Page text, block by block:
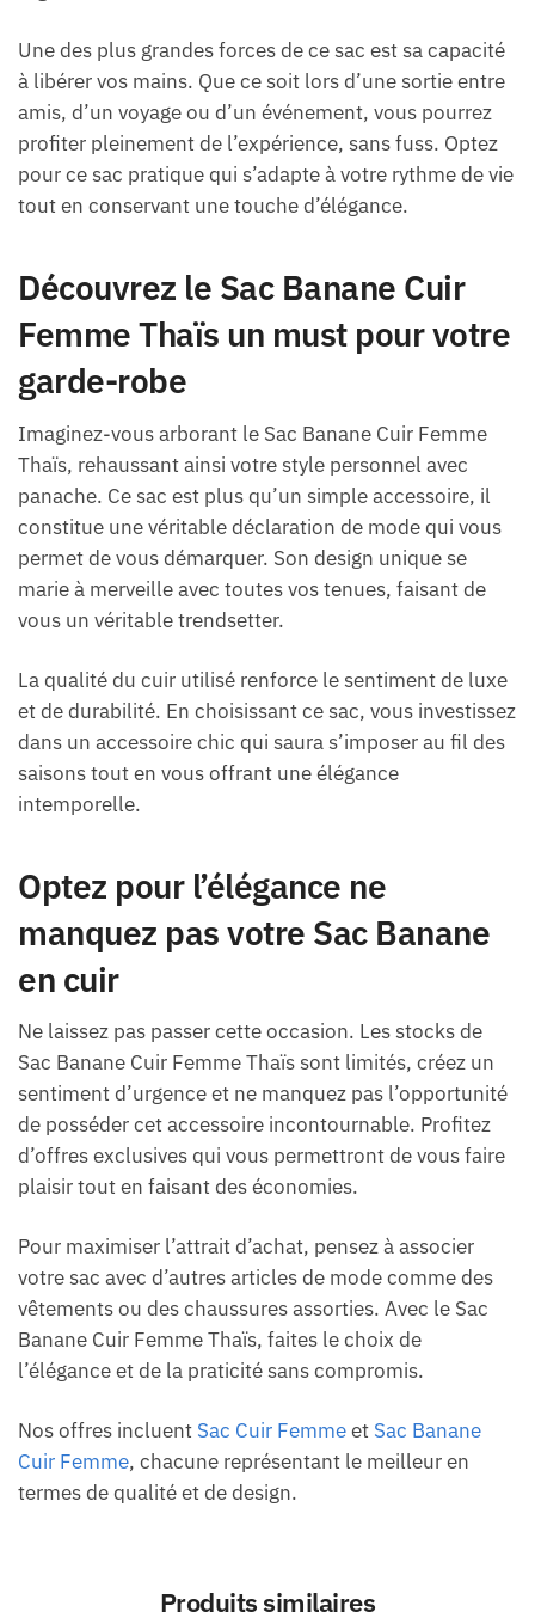
Une des plus grandes forces de ce sac est sa capacité
à libérer vos mains. Que ce soit lors d’une sortie entre
amis, d’un voyage ou d’un événement, vous pourrez
profiter pleinement de l’expérience, sans fuss. Optez
pour ce sac pratique qui s’adapte à votre rythme de vie
tout en conservant une touche d’élégance.
Découvrez le Sac Banane Cuir
Femme Thaïs un must pour votre
garde-robe
Imaginez-vous arborant le Sac Banane Cuir Femme
Thaïs, rehaussant ainsi votre style personnel avec
panache. Ce sac est plus qu’un simple accessoire, il
constitue une véritable déclaration de mode qui vous
permet de vous démarquer. Son design unique se
marie à merveille avec toutes vos tenues, faisant de
vous un véritable trendsetter.
La qualité du cuir utilisé renforce le sentiment de luxe
et de durabilité. En choisissant ce sac, vous investissez
dans un accessoire chic qui saura s’imposer au fil des
saisons tout en vous offrant une élégance
intemporelle.
Optez pour l’élégance ne
manquez pas votre Sac Banane
en cuir
Ne laissez pas passer cette occasion. Les stocks de
Sac Banane Cuir Femme Thaïs sont limités, créez un
sentiment d’urgence et ne manquez pas l’opportunité
de posséder cet accessoire incontournable. Profitez
d’offres exclusives qui vous permettront de vous faire
plaisir tout en faisant des économies.
Pour maximiser l’attrait d’achat, pensez à associer
votre sac avec d’autres articles de mode comme des
vêtements ou des chaussures assorties. Avec le Sac
Banane Cuir Femme Thaïs, faites le choix de
l’élégance et de la praticité sans compromis.
Nos offres incluent Sac Cuir Femmeet Sac Banane
Cuir Femme, chacune représentant le meilleur en
termes de qualité et de design.
Produits similaires